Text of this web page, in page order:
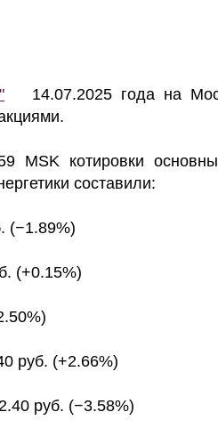
14.07.2025 года на
MSK котировки
составили:
(−1.89%)
(+0.15%)
руб. (+2.66%)
руб. (−3.58%)